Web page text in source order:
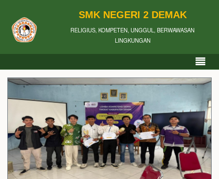
SMK NEGERI 2 DEMAK
RELIGIUS, KOMPETEN, UNGGUL, BERWAWASAN
LINGKUNGAN